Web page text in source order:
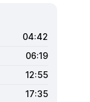
04:42
06:19
12:55
17:35